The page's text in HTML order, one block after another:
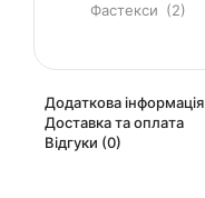
Фастекси (2)
Додаткова інформація
Доставка та оплата
Відгуки (0)